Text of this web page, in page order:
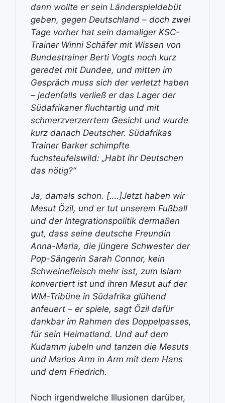
dann wollte er sein Länderspieldebüt
geben, gegen Deutschland – doch zwei
Tage vorher hat sein damaliger KSC-
Trainer Winni Schäfer mit Wissen von
Bundestrainer Berti Vogts noch kurz
geredet mit Dundee, und mitten im
Gespräch muss sich der verletzt haben
– jedenfalls verließ er das Lager der
Südafrikaner fluchtartig und mit
schmerzverzerrtem Gesicht und wurde
kurz danach Deutscher. Südafrikas
Trainer Barker schimpfte
fuchsteufelswild: „Habt ihr Deutschen
das nötig?“
Ja, damals schon. [….]Jetzt haben wir
Mesut Özil, und er tut unserem Fußball
und der Integrationspolitik dermaßen
gut, dass seine deutsche Freundin
Anna-Maria, die jüngere Schwester der
Pop-Sängerin Sarah Connor, kein
Schweinefleisch mehr isst, zum Islam
konvertiert ist und ihren Mesut auf der
WM-Tribüne in Südafrika glühend
anfeuert – er spiele, sagt Özil dafür
dankbar im Rahmen des Doppelpasses,
für sein Heimatland. Und auf dem
Kudamm jubeln und tanzen die Mesuts
und Marios Arm in Arm mit dem Hans
und dem Friedrich.
Noch irgendwelche Illusionen darüber,